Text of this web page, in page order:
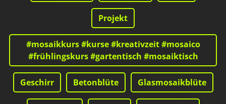
Projekt
#mosaikkurs #kurse #kreativzeit #mosaico
#frühlingskurs #gartentisch #mosaiktisch
Geschirr Betonblüte Glasmosaikblüte